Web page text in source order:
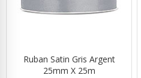
Ruban Satin Gris Argent
25mm X 25m